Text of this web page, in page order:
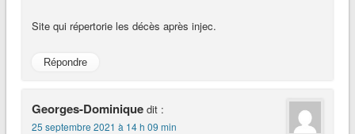
Site qui répertorie les décès après injec.
Répondre
Georges-Dominique dit :
25 septembre 2021 à 14 h 09 min